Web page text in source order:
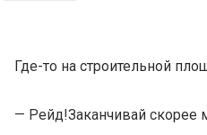
Где-то на строительной
— Рейд!Заканчивай